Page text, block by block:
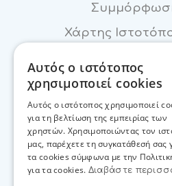
Χάρτης
Φόρμα
Βρείτε μας
Αυτός ο ιστότοπος
χρησιμοποιεί cookies
Αυτός ο ιστότοπος χρησιμοποιεί
για τη βελτίωση της εμπειρίας των
χρηστών. Χρησιμοποιώντας τον
μας, παρέχετε τη συγκατάθεσή σας
τα cookies σύμφωνα με την
για τα cookies. Διαβάστε